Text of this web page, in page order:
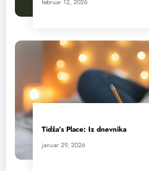
februar 12, 2026
Tidža’s Place: Iz dnevnika
januar 29, 2026